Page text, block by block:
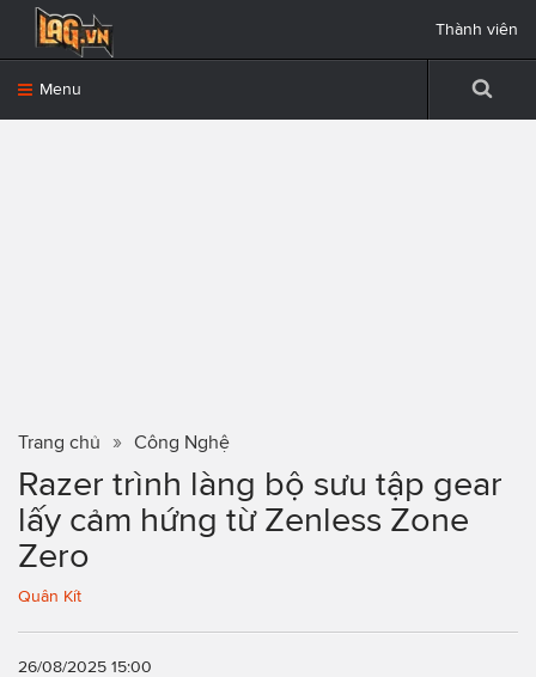
Menu
Thành viên
Trang chủ Công Nghệ
Razer trình làng bộ sưu tập gear
lấy cảm hứng từ Zenless Zone
Zero
Quân Kít
26/08/2025 15:00